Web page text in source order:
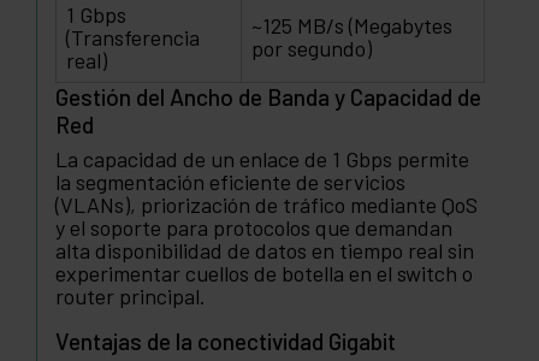
1 Gbps
(Transferencia
real)
~125 MB/s (Megabytes
por segundo)
Gestión del Ancho de Banda y Capacidad de
Red
La capacidad de un enlace de 1 Gbps permite
la segmentación eficiente de servicios
(VLANs), priorización de tráfico mediante QoS
y el soporte para protocolos que demandan
alta disponibilidad de datos en tiempo real sin
experimentar cuellos de botella en el switch o
router principal.
Ventajas de la conectividad Gigabit